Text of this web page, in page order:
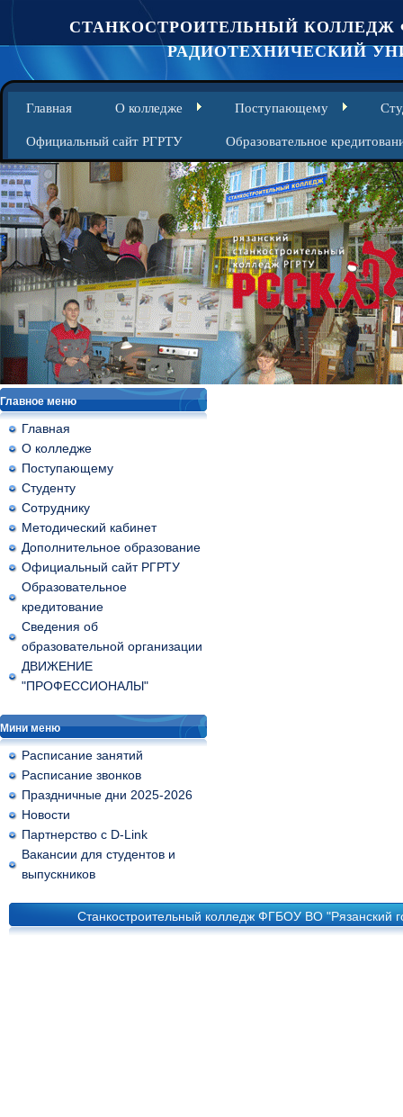
СТАНКОСТРОИТЕЛЬНЫЙ КОЛЛЕДЖ
РАДИОТЕХНИЧЕСКИЙ
Главная О колледже Поступающему
Официальный сайт РГРТУ Образовательное
Главное меню
Главная
О колледже
Поступающему
Студенту
Сотруднику
Методический кабинет
Дополнительное образование
Официальный сайт РГРТУ
Образовательное
кредитование
Сведения об
образовательной организации
ДВИЖЕНИЕ
"ПРОФЕССИОНАЛЫ"
Мини меню
Расписание занятий
Расписание звонков
Праздничные дни 2025-2026
Новости
Партнерство с D-Link
Вакансии для студентов и
выпускников
Станкостроительный колледж ФГБОУ ВО "Рязанский